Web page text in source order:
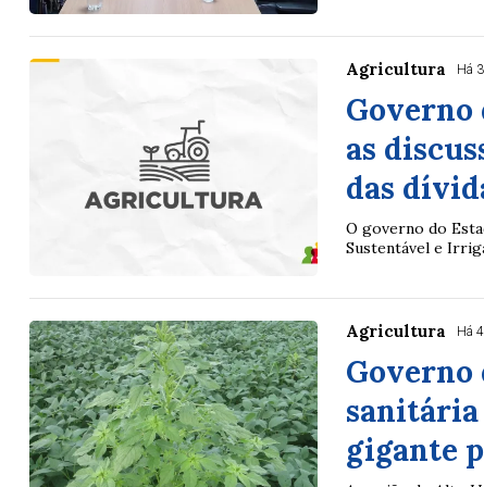
Agricultura Há
Governo
as
das
O governo do
Sustentável e
Agricultura Há
sanitária
gigante